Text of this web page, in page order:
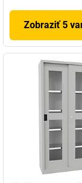
Zobraziť 5